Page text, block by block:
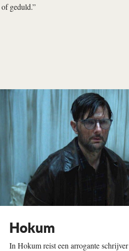
geduld.”
Hokum
In Hokum reist een arrogante schrijver